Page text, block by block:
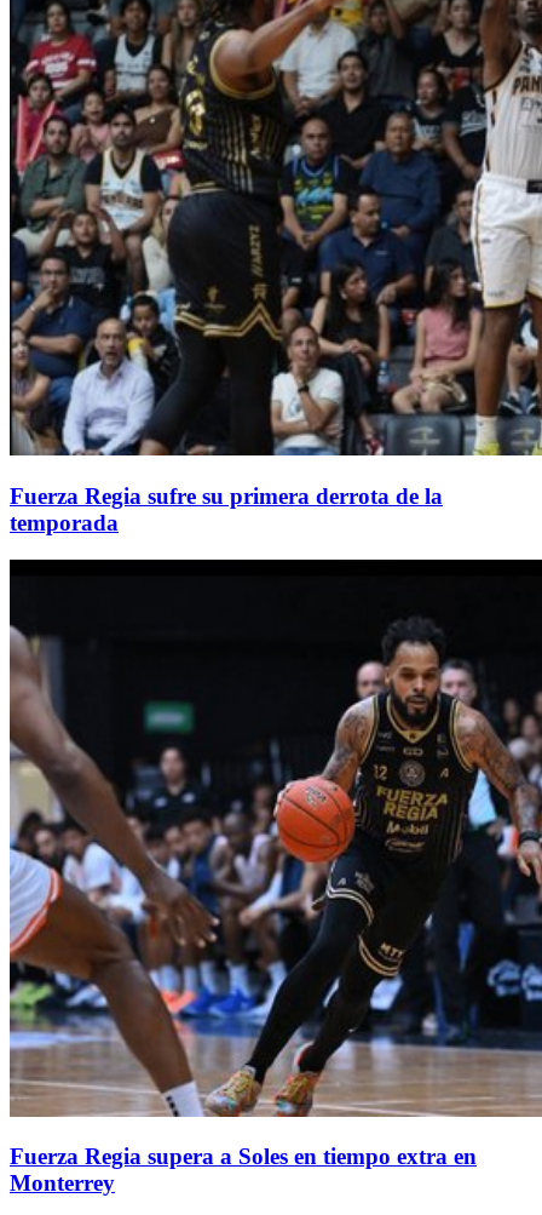
Fuerza Regia sufre su primera derrota de la
temporada
Fuerza Regia supera a Soles en tiempo extra en
Monterrey